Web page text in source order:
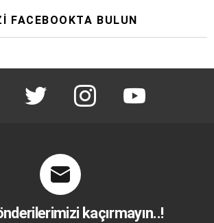
FACEBOOKTA BULUN
twitter instagram youtube
kaçırmayın..!